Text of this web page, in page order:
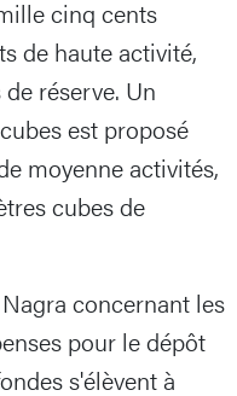
cinq cents
de haute activité,
réserve. Un
est proposé
moyenne activités,
cubes de
concernant les
pour le dépôt
s'élèvent à